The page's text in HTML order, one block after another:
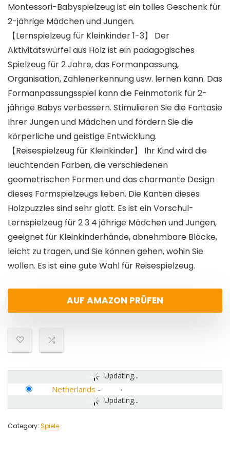
Montessori-Babyspielzeug ist ein tolles Geschenk für
2-jährige Mädchen und Jungen.
【Lernspielzeug für Kleinkinder 1-3】 Der
Aktivitätswürfel aus Holz ist ein pädagogisches
Spielzeug für 2 Jahre, das Formanpassung,
Organisation, Zahlenerkennung usw. lernen kann. Das
Formanpassungsspiel kann die Feinmotorik für 2-
jährige Babys verbessern. Stimulieren Sie die Fantasie
Ihrer Jungen und Mädchen und fördern Sie die
körperliche und geistige Entwicklung.
【Reisespielzeug für Kleinkinder】 Ihr Kind wird die
leuchtenden Farben, die verschiedenen
geometrischen Formen und das charmante Design
dieses Formspielzeugs lieben. Die Kanten dieses
Holzpuzzles sind sehr glatt. Es ist ein Vorschul-
Lernspielzeug für 2 3 4 jährige Mädchen und Jungen,
geeignet für Kleinkinderhände, abnehmbare Blöcke,
leicht zu tragen, und Sie können gehen, wohin Sie
wollen. Es ist eine gute Wahl für Reisespielzeug.
AUF AMAZON PRÜFEN
Updating...
Updating...
Netherlands -
Category: Spiele